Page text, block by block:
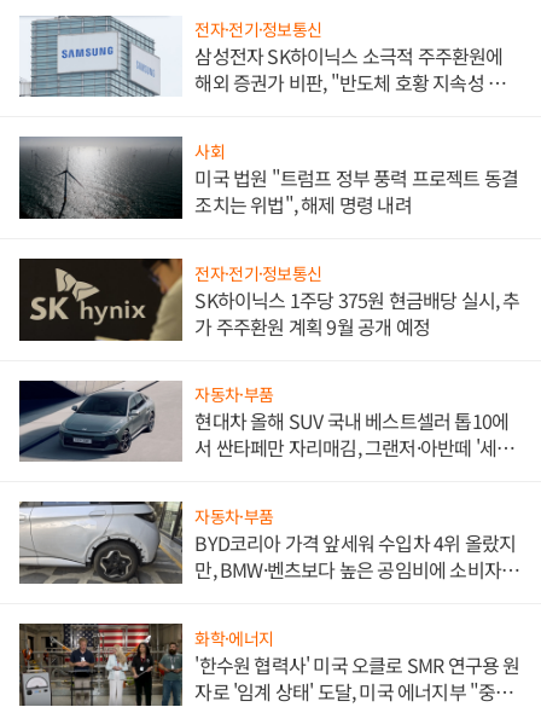
전자·전기·정보통신
삼성전자 SK하이닉스 소극적 주주환원에
해외 증권가 비판, "반도체 호황 지속성 의
사회
미국 법원 "트럼프 정부 풍력 프로젝트 동결
조치는 위법", 해제 명령 내려
전자·전기·정보통신
SK하이닉스 1주당 375원 현금배당 실시, 추
가 주주환원 계획 9월 공개 예정
자동차·부품
현대차 올해 SUV 국내 베스트셀러 톱10에
서 싼타페만 자리매김, 그랜저·아반떼 '세단
자동차·부품
BYD코리아 가격 앞세워 수입차 4위 올랐지
만, BMW·벤츠보다 높은 공임비에 소비자
화학·에너지
'한수원 협력사' 미국 오클로 SMR 연구용 원
자로 '임계 상태' 도달, 미국 에너지부 "중요